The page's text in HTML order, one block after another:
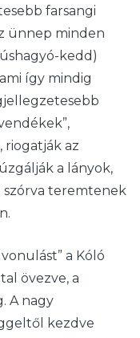
farsangi
ünnep minden
kedd)
így mindig
riogatják az
a lányok,
szórva teremtenek
a Kóló
övezve, a
A nagy
kezdve